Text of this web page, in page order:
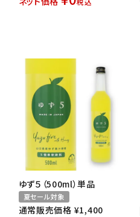
ゆず５（500ml）単品
夏セール対象
通常販売価格 ¥1,400